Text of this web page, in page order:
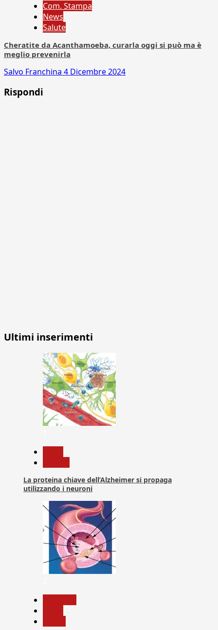
Com. Stampa
News
Salute
Cheratite da Acanthamoeba, curarla oggi si può ma è
meglio prevenirla
Salvo Franchina 4 Dicembre 2024
Rispondi
Ultimi inserimenti
La proteina chiave dell’Alzheimer si propaga
utilizzando i neuroni